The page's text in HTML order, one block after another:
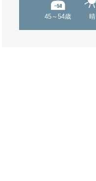
45～54歳 晴